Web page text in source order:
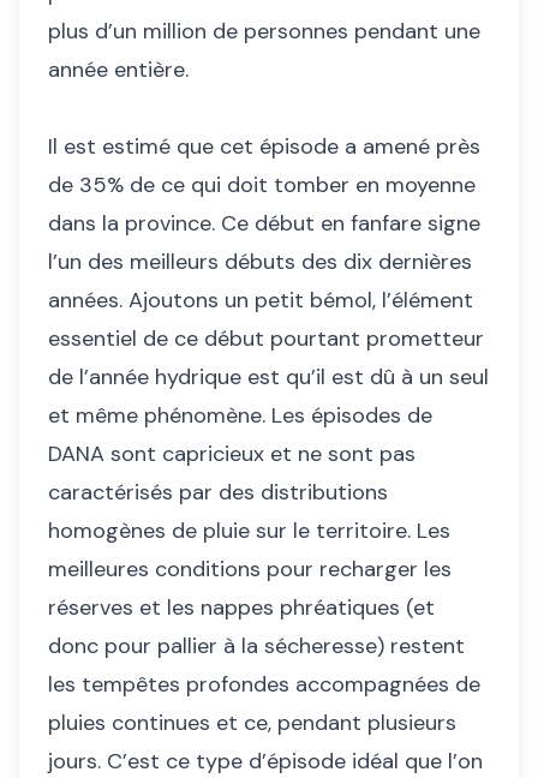
plus d’un million de personnes pendant une
année entière.
Il est estimé que cet épisode a amené près
de 35% de ce qui doit tomber en moyenne
dans la province. Ce début en fanfare signe
l’un des meilleurs débuts des dix dernières
années. Ajoutons un petit bémol, l’élément
essentiel de ce début pourtant prometteur
de l’année hydrique est qu’il est dû à un seul
et même phénomène. Les épisodes de
DANA sont capricieux et ne sont pas
caractérisés par des distributions
homogènes de pluie sur le territoire. Les
meilleures conditions pour recharger les
réserves et les nappes phréatiques (et
donc pour pallier à la sécheresse) restent
les tempêtes profondes accompagnées de
pluies continues et ce, pendant plusieurs
jours. C’est ce type d’épisode idéal que l’on